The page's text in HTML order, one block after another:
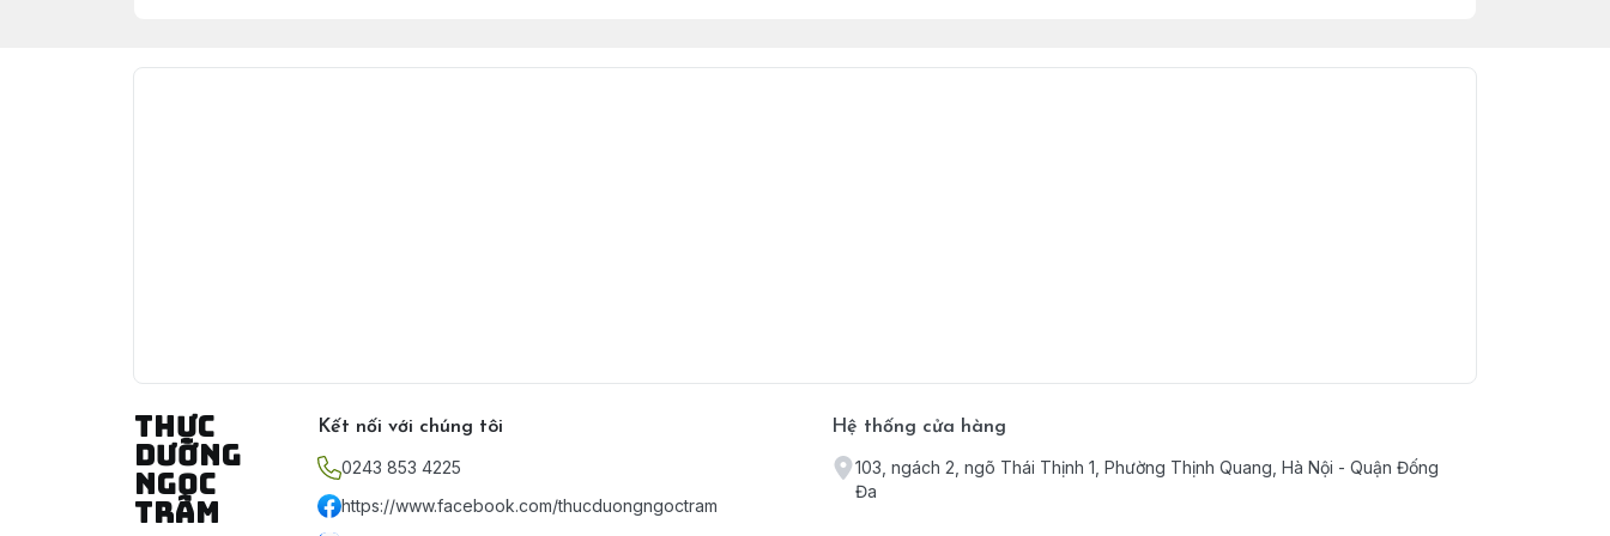
Thực
Dưỡng
Ngọc
Trâm
Kết nối với chúng tôi
0243 853 4225
https://www.facebook.com/thucduongngoctram
Hệ thống cửa hàng
103, ngách 2, ngõ Thái Thịnh 1, Phường Thịnh Quang, Hà Nội - Quận Đống
Đa